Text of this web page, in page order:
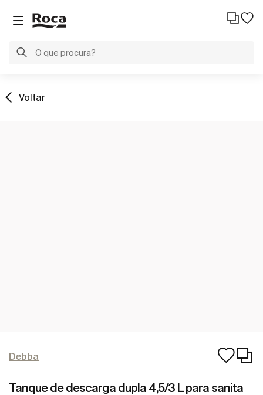
Voltar
Debba
Tanque de descarga dupla 4,5/3 L para sanita